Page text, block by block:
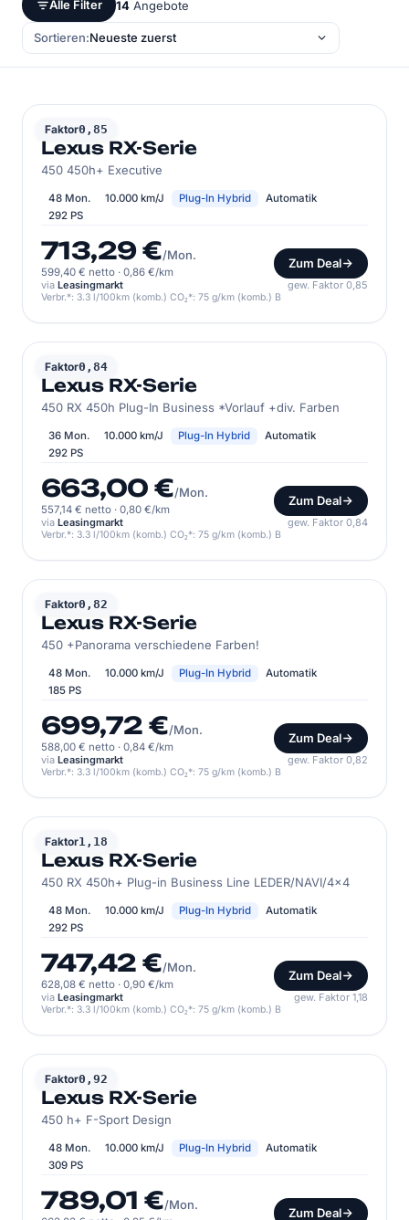
Alle Filter 14 Angebote
Sortieren:
Faktor0,85
LEXUS
Lexus RX-Serie
450 450h+ Executive
48 Mon. 10.000 km/J Plug-In Hybrid
Automatik
292 PS
713,29 €/Mon.
599,40 € netto · 0,86 €/km
Zum Deal
via Leasingmarkt gew. Faktor 0,85
Verbr.*: 3.3 l/100km (komb.) CO₂*: 75 g/km (komb.) B
Faktor0,84
LEXUS
Lexus RX-Serie
450 RX 450h Plug-In Business *Vorlauf +div. Farben
36 Mon. 10.000 km/J Plug-In Hybrid
Automatik
292 PS
663,00 €/Mon.
557,14 € netto · 0,80 €/km
Zum Deal
via Leasingmarkt gew. Faktor 0,84
Verbr.*: 3.3 l/100km (komb.) CO₂*: 75 g/km (komb.) B
Faktor0,82
LEXUS
Lexus RX-Serie
450 +Panorama verschiedene Farben!
48 Mon. 10.000 km/J Plug-In Hybrid
Automatik
185 PS
699,72 €/Mon.
588,00 € netto · 0,84 €/km
Zum Deal
via Leasingmarkt gew. Faktor 0,82
Verbr.*: 3.3 l/100km (komb.) CO₂*: 75 g/km (komb.) B
Faktor1,18
LEXUS
Lexus RX-Serie
450 RX 450h+ Plug-in Business Line LEDER/NAVI/4x4
48 Mon. 10.000 km/J Plug-In Hybrid
Automatik
292 PS
747,42 €/Mon.
628,08 € netto · 0,90 €/km
Zum Deal
via Leasingmarkt gew. Faktor 1,18
Verbr.*: 3.3 l/100km (komb.) CO₂*: 75 g/km (komb.) B
Faktor0,92
LEXUS
Lexus RX-Serie
450 h+ F-Sport Design
48 Mon. 10.000 km/J Plug-In Hybrid
Automatik
309 PS
789,01 €/Mon.
Zum Deal